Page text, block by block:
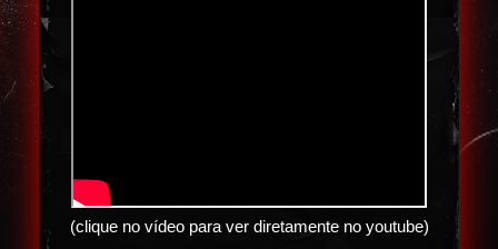
(clique no vídeo para ver diretamente no youtube)